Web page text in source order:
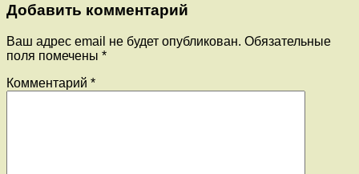
Добавить комментарий
Ваш адрес email не будет опубликован. Обязательные
поля помечены *
Комментарий *